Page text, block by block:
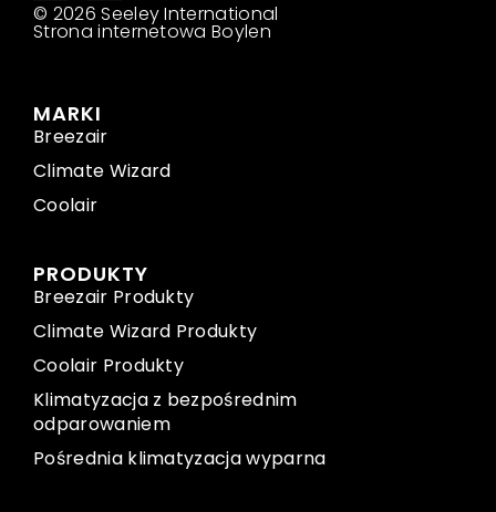
© 2026 Seeley International
Strona internetowa Boylen
MARKI
Breezair
Climate Wizard
Coolair
PRODUKTY
Breezair Produkty
Climate Wizard Produkty
Coolair Produkty
Klimatyzacja z bezpośrednim
odparowaniem
Pośrednia klimatyzacja wyparna